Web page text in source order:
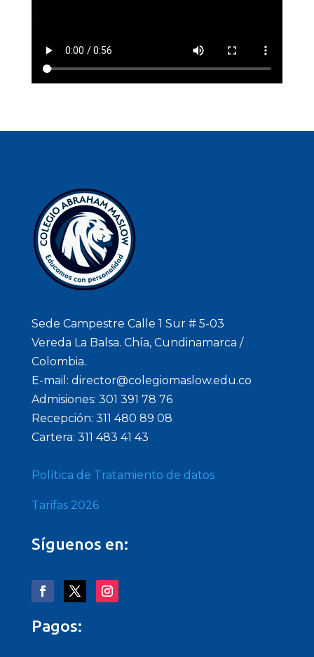
Sede Campestre Calle 1 Sur # 5-03
Vereda La Balsa. Chía, Cundinamarca /
Colombia.
E-mail: director@colegiomaslow.edu.co
Admisiones: 301 391 78 76
Recepción: 311 480 89 08
Cartera: 311 483 41 43
Política de Tratamiento de datos
Tarifas 2026
Síguenos en:
Pagos: